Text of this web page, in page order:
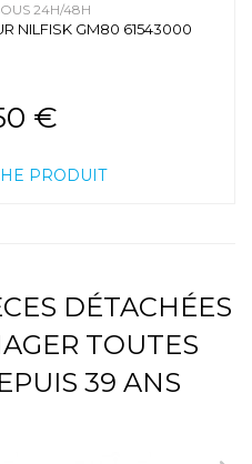
24H/48H
NILFISK GM80 61543000
€
PRODUIT
DÉTACHÉES
TOUTES
39 ANS